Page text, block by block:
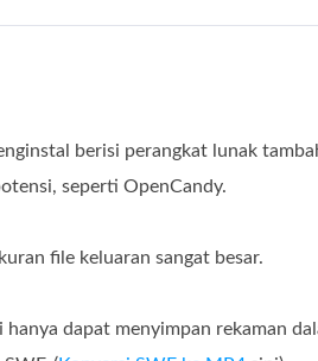
berisi perangkat lunak
seperti OpenCandy.
file keluaran sangat besar.
hanya dapat menyimpan rekaman